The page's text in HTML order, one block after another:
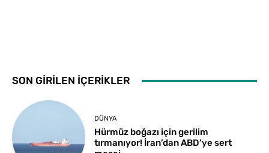
SON GİRİLEN İÇERİKLER
DÜNYA
Hürmüz boğazı için gerilim
tırmanıyor! İran’dan ABD’ye sert